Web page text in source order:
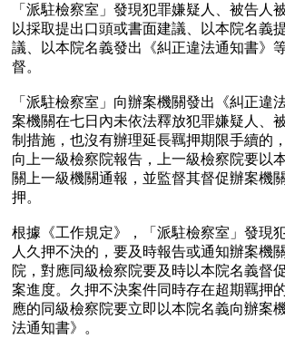
「派駐檢察室」發現犯罪嫌疑人、被告人
以採取提出口頭或書面建議、以本院名義
議、以本院名義發出《糾正違法通知書》
督。
「派駐檢察室」向辦案機關發出《糾正違
案機關在七日內未依法釋放犯罪嫌疑人、
制措施，也沒有辦理延長羈押期限手續的
向上一級檢察院報告，上一級檢察院要以
關上一級機關通報，並監督其督促辦案機
押。
根據《工作規定》，「派駐檢察室」發現
人久押不決的，要及時報告或通知辦案機
院，對應同級檢察院要及時以本院名義督
案進度。久押不決案件同時存在超期羈押
應的同級檢察院要立即以本院名義向辦案
法通知書》。